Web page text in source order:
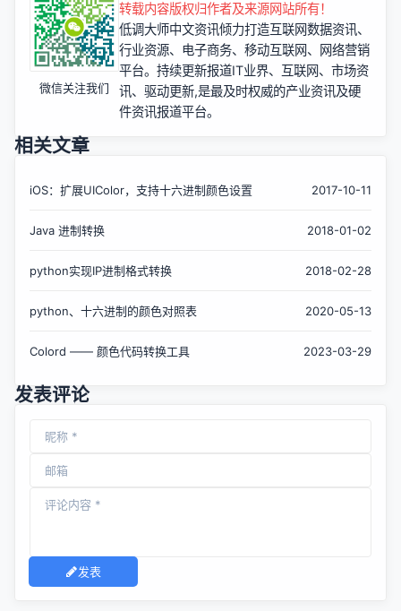
微信关注我们
转载内容版权归作者及来源网站所有！
低调大师中文资讯倾力打造互联网数据资讯、
行业资源、电子商务、移动互联网、网络营销
平台。持续更新报道IT业界、互联网、市场资
讯、驱动更新,是最及时权威的产业资讯及硬
件资讯报道平台。
相关文章
iOS：扩展UIColor，支持十六进制颜色设置 2017-10-11
Java 进制转换 2018-01-02
python实现IP进制格式转换 2018-02-28
python、十六进制的颜色对照表 2020-05-13
Colord —— 颜色代码转换工具 2023-03-29
发表评论
发表